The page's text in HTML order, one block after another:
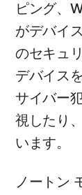
ピング、
がデバイ
のセキュ
デバイス
サイバー
視したり
います。
ノートン